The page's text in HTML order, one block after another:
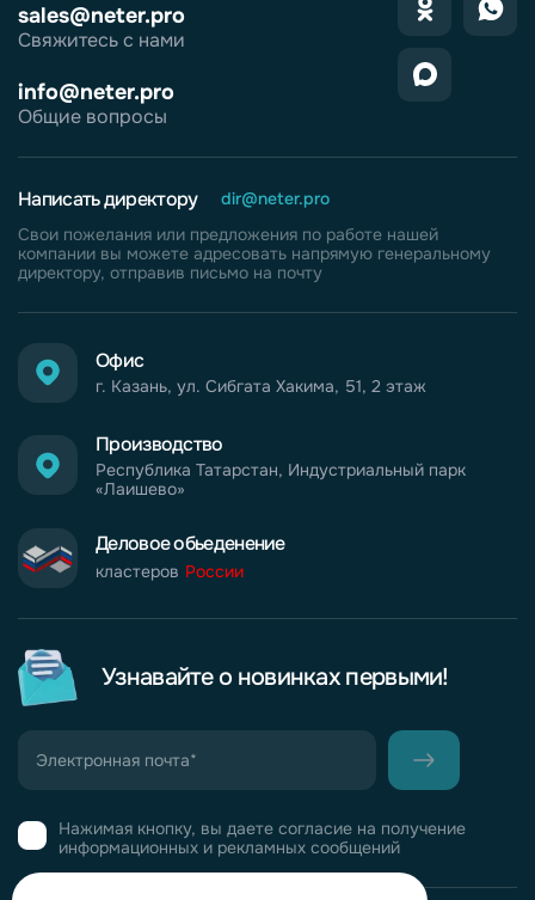
sales@neter.pro
Свяжитесь с нами
info@neter.pro
Общие вопросы
Деловое обьеденение
кластеров России
Производство
Республика Татарстан, Индустриальный парк
«Лаишево»
Офис
г. Казань, ул. Сибгата Хакима, 51, 2 этаж
Написать директору
dir@neter.pro
Свои пожелания или предложения по работе нашей
компании вы можете адресовать напрямую генеральному
директору, отправив письмо на почту
Узнавайте о новинках первыми!
Нажимая кнопку, вы даете согласие на получение
информационных и рекламных сообщений